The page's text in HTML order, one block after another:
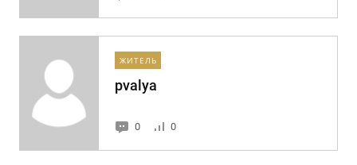
ЖИТЕЛЬ
pvalya
0 0